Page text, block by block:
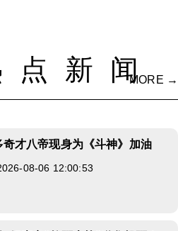
点新闻
MORE →
奇才八帝现身为《斗神》加油
08-06 12:00:53